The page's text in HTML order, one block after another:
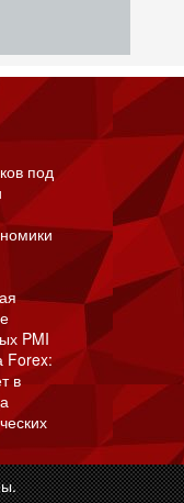
под
PMI
Forex:
в